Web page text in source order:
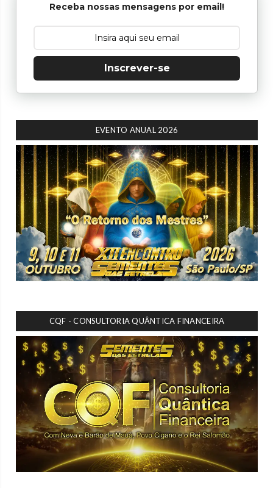
Receba nossas mensagens por email!
Inscrever-se
EVENTO ANUAL 2026
CQF - CONSULTORIA QUÂNTICA FINANCEIRA